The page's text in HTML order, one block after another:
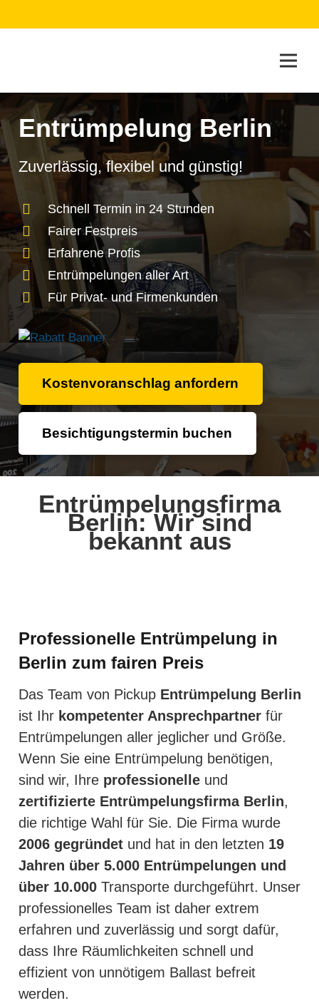
Entrümpelung Berlin
Zuverlässig, flexibel und günstig!
Schnell Termin in 24 Stunden
Fairer Festpreis
Erfahrene Profis
Entrümpelungen aller Art
Für Privat- und Firmenkunden
Kostenvoranschlag anfordern
Besichtigungstermin buchen
Entrümpelungsfirma
Berlin: Wir sind
bekannt aus
Professionelle Entrümpelung in
Berlin zum fairen Preis
Das Team von Pickup Entrümpelung Berlin
ist Ihr kompetenter Ansprechpartnerfür
Entrümpelungen aller jeglicher und Größe.
Wenn Sie eine Entrümpelung benötigen,
sind wir, Ihre professionelleund
zertifizierte Entrümpelungsfirma Berlin,
die richtige Wahl für Sie. Die Firma wurde
2006 gegründetund hat in den letzten 19
Jahren über 5.000 Entrümpelungen und
über 10.000Transporte durchgeführt. Unser
professionelles Team ist daher extrem
erfahren und zuverlässig und sorgt dafür,
dass Ihre Räumlichkeiten schnell und
effizient von unnötigem Ballast befreit
werden.